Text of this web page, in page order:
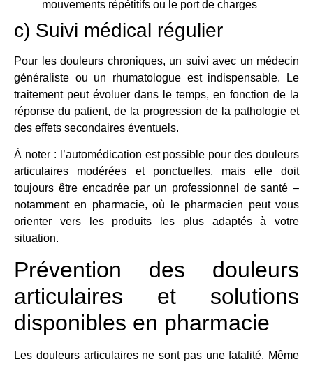
mouvements répétitifs ou le port de charges
c) Suivi médical régulier
Pour les douleurs chroniques, un suivi avec un médecin
généraliste ou un rhumatologue est indispensable. Le
traitement peut évoluer dans le temps, en fonction de la
réponse du patient, de la progression de la pathologie et
des effets secondaires éventuels.
À noter : l’automédication est possible pour des douleurs
articulaires modérées et ponctuelles, mais elle doit
toujours être encadrée par un professionnel de santé –
notamment en pharmacie, où le pharmacien peut vous
orienter vers les produits les plus adaptés à votre
situation.
Prévention des douleurs
articulaires et solutions
disponibles en pharmacie
Les douleurs articulaires ne sont pas une fatalité. Même